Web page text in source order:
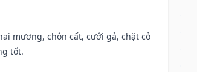
mương, chôn cất, cưới gả, chặt cỏ
tốt.